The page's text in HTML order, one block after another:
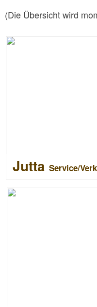
(Die Übersicht wird
Jutta Service/